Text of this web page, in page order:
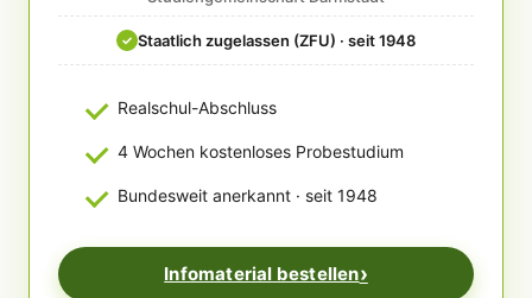
✓ Staatlich zugelassen (ZFU) · seit 1948
Realschul-Abschluss
4 Wochen kostenloses Probestudium
Bundesweit anerkannt · seit 1948
Infomaterial bestellen